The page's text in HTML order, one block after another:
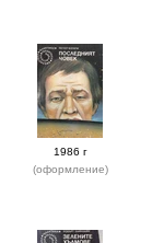
1986 г
(оформление)